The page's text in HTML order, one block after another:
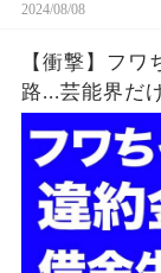
2024/08/08
【衝撃】フ
路...芸能界だ
た垢BANの
に苦しむ借金